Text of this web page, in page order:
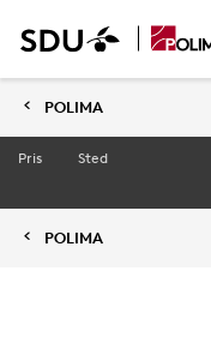
POLIMA
Pris Sted
POLIMA